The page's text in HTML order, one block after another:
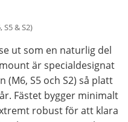
S5 & S2)
ut som en naturlig del
är specialdesignat
S5 och S2) så platt
Fästet bygger minimalt
robust för att klara